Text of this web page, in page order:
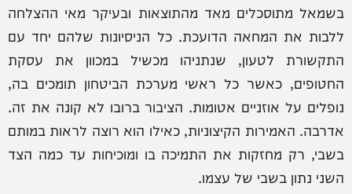
בשמאל מתוסכלים מאד מהתוצאות ובעיקר מאי ההצלחה
ללבות את המחאה הדועכת. כל הניסיונות שלהם יחד עם
התקשורת לטעון, שנתניהו מכשיל במכוון את עסקת
החטופים, כאשר כל ראשי מערכת הביטחון תומכים בה,
נופלים על אוזניים אטומות. הציבור ברובו לא קונה את זה.
אדרבה. האמירות הקיצוניות, כאילו הוא רוצה לראות במותם
בשבי, רק מחזקות את התמיכה בו ומוכיחות עד כמה הצד
השני נתון בשבי של עצמו.